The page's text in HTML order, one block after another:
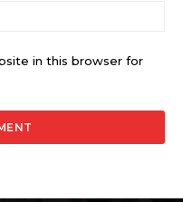
in this browser for